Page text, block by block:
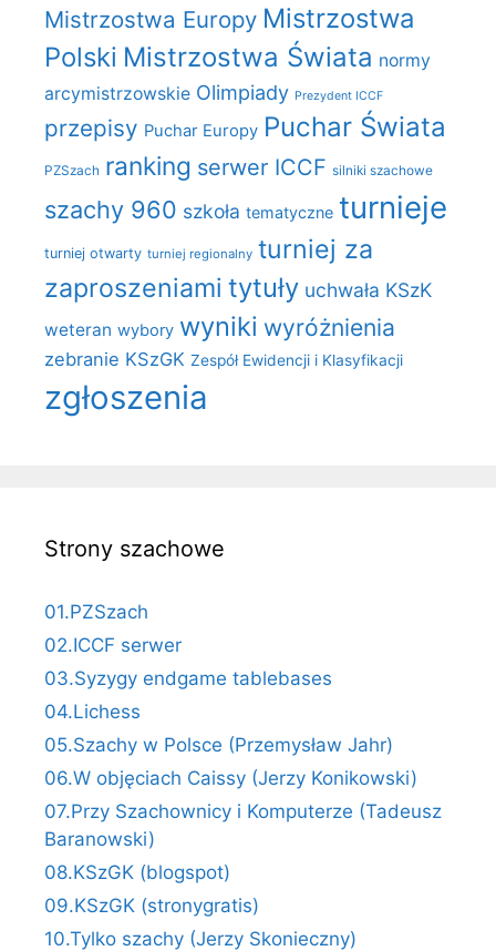
Mistrzostwa Europy Mistrzostwa
Polski Mistrzostwa Świata normy
arcymistrzowskie Olimpiady Prezydent ICCF
przepisy Puchar Europy Puchar Świata
PZSzach ranking serwer ICCF silniki szachowe
szachy 960 szkoła tematyczne turnieje
turniej otwarty turniej regionalny turniej za
zaproszeniami tytuły uchwała KSzK
weteran wybory wyniki wyróżnienia
zebranie KSzGK Zespół Ewidencji i Klasyfikacji
zgłoszenia
Strony szachowe
01.PZSzach
02.ICCF serwer
03.Syzygy endgame tablebases
04.Lichess
05.Szachy w Polsce (Przemysław Jahr)
06.W objęciach Caissy (Jerzy Konikowski)
07.Przy Szachownicy i Komputerze (Tadeusz
Baranowski)
08.KSzGK (blogspot)
09.KSzGK (stronygratis)
10.Tylko szachy (Jerzy Skonieczny)